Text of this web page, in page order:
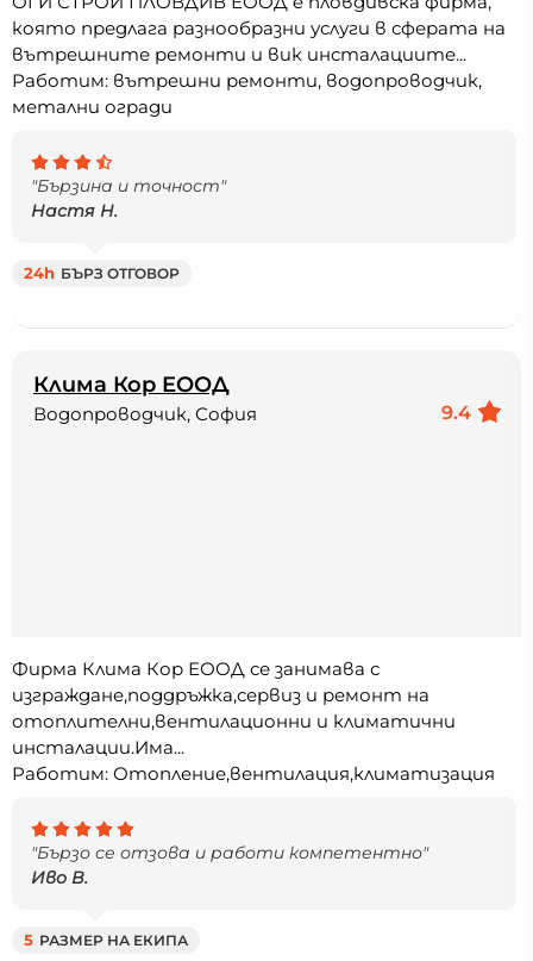
която предлага разнообразни услуги в сферата на
вътрешните ремонти и вик инсталациите...
Работим: вътрешни ремонти, водопроводчик,
метални огради
"Бързина и точност"
Настя Н.
24h БЪРЗ ОТГОВОР
Клима Кор ЕООД
9.4
Водопроводчик, София
Фирма Клима Кор ЕООД се занимава с
изграждане,поддръжка,сервиз и ремонт на
отоплителни,вентилационни и климатични
инсталации.Има...
Работим: Отопление,вентилация,климатизация
"Бързо се отзова и работи компетентно"
Иво В.
5 РАЗМЕР НА ЕКИПА